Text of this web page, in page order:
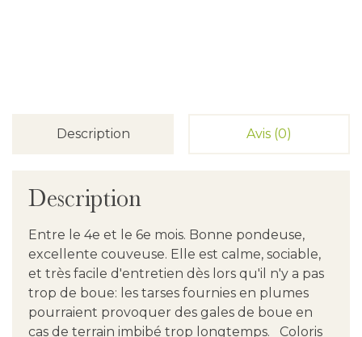
Description Avis (0)
Description
Entre le 4e et le 6e mois. Bonne pondeuse,
excellente couveuse. Elle est calme, sociable,
et très facile d'entretien dès lors qu'il n'y a pas
trop de boue: les tarses fournies en plumes
pourraient provoquer des gales de boue en
cas de terrain imbibé trop longtemps. Coloris